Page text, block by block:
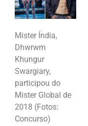
Mister Índia,
Dhwrwm
Khungur
Swargiary,
participou do
Mister Global de
2018 (Fotos:
Concurso)